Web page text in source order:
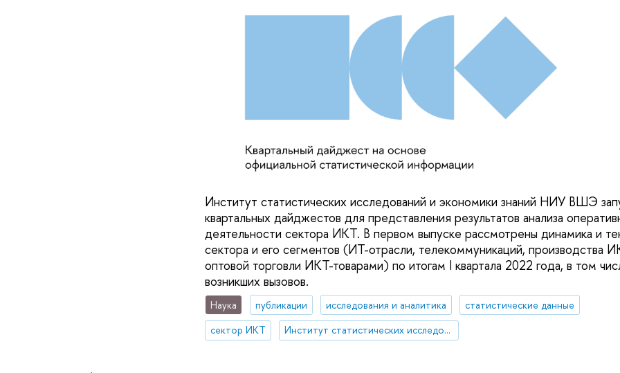
Институт статистических исследований и экономики знаний НИУ ВШЭ
квартальных дайджестов для представления результатов анализа
деятельности сектора ИКТ. В первом выпуске рассмотрены динамика и
сектора и его сегментов (ИТ-отрасли, телекоммуникаций, производства
оптовой торговли ИКТ-товарами) по итогам I квартала 2022 года, в том
возникших вызовов.
Наука публикации исследования и аналитика
статистические данные
сектор ИКТ
Институт статистических исследований и экономики знаний